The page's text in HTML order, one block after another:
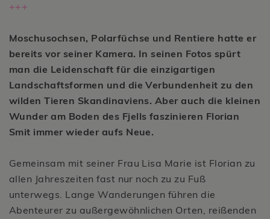
+++
Moschusochsen, Polarfüchse und Rentiere hatte er
bereits vor seiner Kamera. In seinen Fotos spürt
man die Leidenschaft für die einzigartigen
Landschaftsformen und die Verbundenheit zu den
wilden Tieren Skandinaviens. Aber auch die kleinen
Wunder am Boden des Fjells faszinieren Florian
Smit immer wieder aufs Neue.
Gemeinsam mit seiner Frau Lisa Marie ist Florian zu
allen Jahreszeiten fast nur noch zu zu Fuß
unterwegs. Lange Wanderungen führen die
Abenteurer zu außergewöhnlichen Orten, reißenden